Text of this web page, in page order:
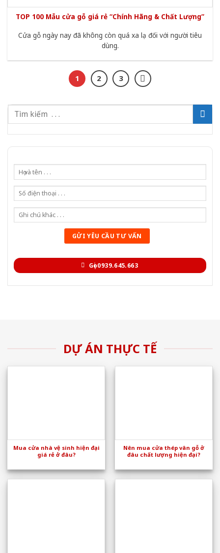
TOP 100 Mẫu cửa gỗ giá rẻ “Chính Hãng & Chất Lượng”
Cửa gỗ ngày nay đã không còn quá xa lạ đối với người tiêu
dùng.
1 2 3
Gọi 0939.645.663
DỰ ÁN THỰC TẾ
Mua cửa nhà vệ sinh hiện đại
giá rẻ ở đâu?
Nên mua cửa thép vân gỗ ở
đâu chất lượng hiện đại?